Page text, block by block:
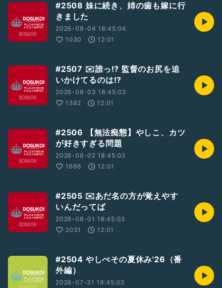
#2508 妹に続き、姉の歯も嫁に行
きました
2026-08-04 18:45:04
1030
12:01
#2507 ✉️誰っ⁉︎ 監督のお尻を追
いかけてるのは⁉︎
2026-08-03 18:45:03
1382
12:01
#2506 【無法痴態】やしこ、カツ
が好きすぎる問題
2026-08-02 18:45:03
1666
12:01
#2505 ✉️あだ名の方が覚えやす
いんだってば
2026-08-01 18:45:03
2031
12:01
#2504 やしぺその夏休み'26（番
外編）
2026-07-31 18:45:03